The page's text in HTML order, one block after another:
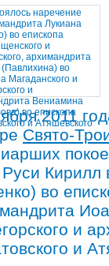
2011
Свято-
Руси Кирилл
во
и
и